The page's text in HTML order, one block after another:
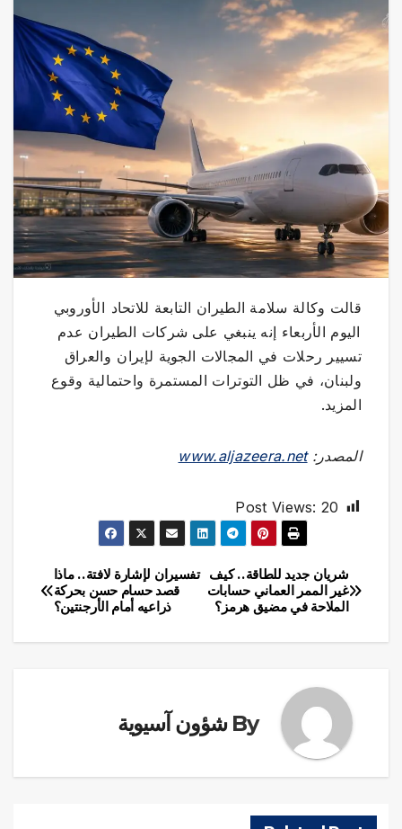
قالت وكالة سلامة الطيران التابعة للاتحاد ⁠⁠⁠⁠الأوروبي
⁠⁠⁠⁠اليوم الأربعاء إنه ينبغي على شركات الطيران عدم
تسيير رحلات في المجالات الجوية لإيران ⁠⁠⁠⁠والعراق
ولبنان، في ظل التوترات المستمرة واحتمالية ​وقوع
المزيد.
المصدر:www.aljazeera.net
Post Views: 20
تصفّح
المقالات
تفسيران لإشارة لافتة.. ماذا
قصد حسام حسن بحركة
ذراعيه أمام الأرجنتين؟
شريان جديد للطاقة.. كيف
غير الممر العماني حسابات
الملاحة في مضيق هرمز؟
By شؤون آسيوية